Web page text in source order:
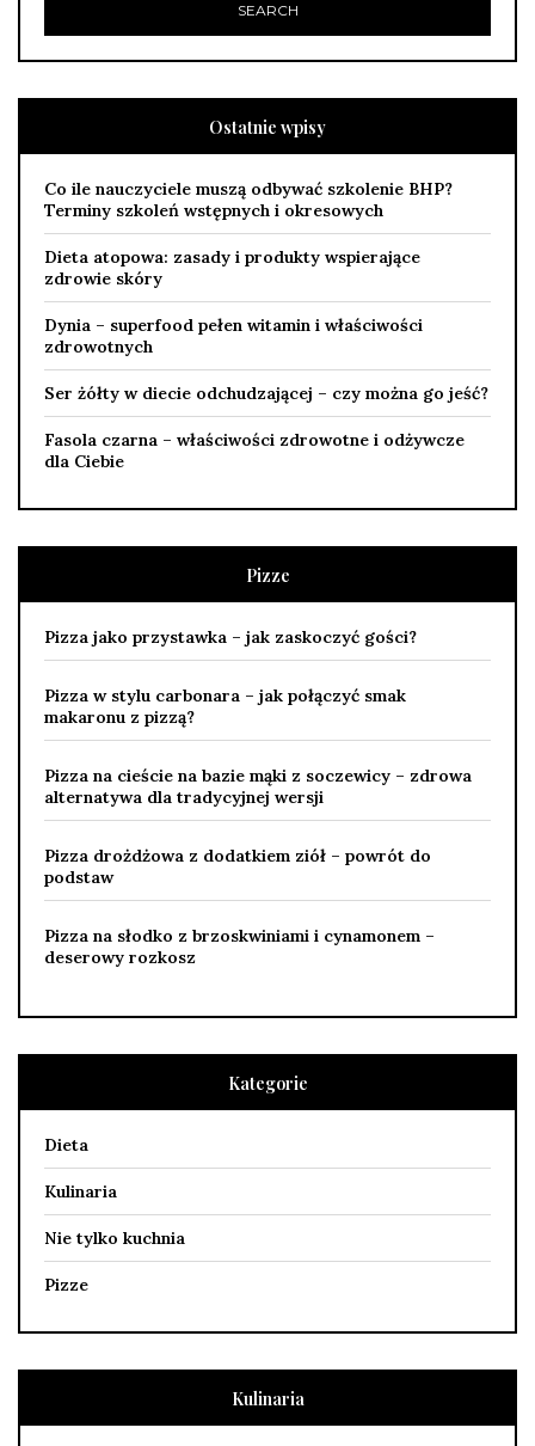
Ostatnie wpisy
Co ile nauczyciele muszą odbywać szkolenie BHP?
Terminy szkoleń wstępnych i okresowych
Dieta atopowa: zasady i produkty wspierające
zdrowie skóry
Dynia – superfood pełen witamin i właściwości
zdrowotnych
Ser żółty w diecie odchudzającej – czy można go jeść?
Fasola czarna – właściwości zdrowotne i odżywcze
dla Ciebie
Pizze
Pizza jako przystawka – jak zaskoczyć gości?
Pizza w stylu carbonara – jak połączyć smak
makaronu z pizzą?
Pizza na cieście na bazie mąki z soczewicy – zdrowa
alternatywa dla tradycyjnej wersji
Pizza drożdżowa z dodatkiem ziół – powrót do
podstaw
Pizza na słodko z brzoskwiniami i cynamonem –
deserowy rozkosz
Kategorie
Dieta
Kulinaria
Nie tylko kuchnia
Pizze
Kulinaria